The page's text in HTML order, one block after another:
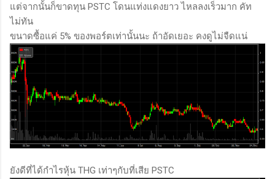
แต่จากนั้นก็ขาดทุน PSTC โดนแท่งแดงยาว ไหลลงเร็วมาก คัท
ไม่ทัน
ขนาดซื้อแค่ 5% ของพอร์ตเท่านั้นนะ ถ้าอัดเยอะ คงดูไม่จืดแน่
ยังดีที่ได้กำไรหุ้น THG เท่าๆกับที่เสีย PSTC